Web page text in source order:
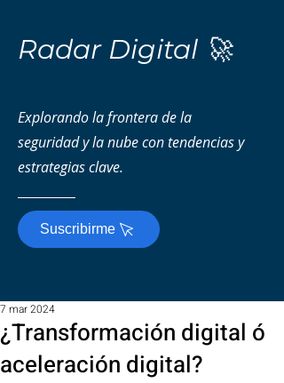
Radar Digital 🚀
Explorando la frontera de la
seguridad y la nube con tendencias y
estrategias clave.
Suscribirme
¿Transformación digital ó
aceleración digital?
7 mar 2024